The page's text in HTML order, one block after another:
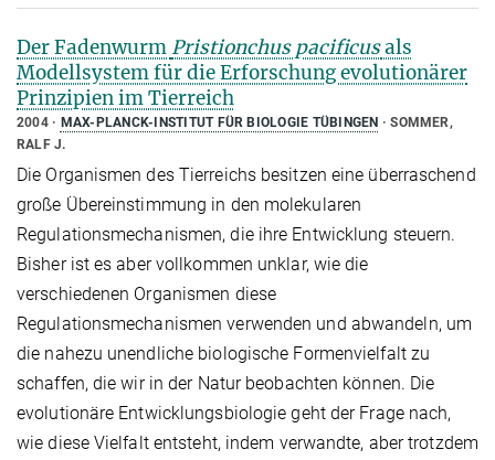
Der Fadenwurm Pristionchus pacificusals
Modellsystem für die Erforschung evolutionärer
Prinzipien im Tierreich
2004 MAX-PLANCK-INSTITUT FÜR BIOLOGIE TÜBINGEN
SOMMER,
RALF J.
Die Organismen des Tierreichs besitzen eine überraschend
große Übereinstimmung in den molekularen
Regulationsmechanismen, die ihre Entwicklung steuern.
Bisher ist es aber vollkommen unklar, wie die
verschiedenen Organismen diese
Regulationsmechanismen verwenden und abwandeln, um
die nahezu unendliche biologische Formenvielfalt zu
schaffen, die wir in der Natur beobachten können. Die
evolutionäre Entwicklungsbiologie geht der Frage nach,
wie diese Vielfalt entsteht, indem verwandte, aber trotzdem